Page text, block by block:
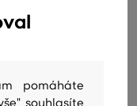
pomáháte
souhlasíte